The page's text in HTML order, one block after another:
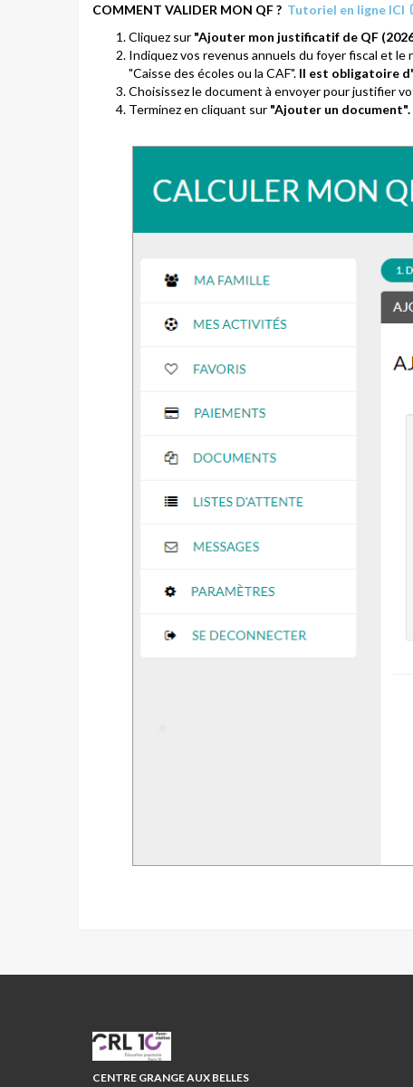
COMMENT VALIDER MON QF ? Tutoriel en ligne ICI
Cliquez sur "Ajouter mon justificatif de QF
Indiquez vos revenus annuels du foyer fiscal et
"Caisse des écoles ou la CAF". Il est obligatoire
Choisissez le document à envoyer pour justifier
Terminez en cliquant sur "Ajouter un document".
CRL10
CENTRE GRANGE AUX BELLES